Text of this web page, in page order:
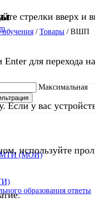
стрелки вверх и
Enter для перехода
Если у вас
используйте
/Товары /ВШП
Максимальная
МТИ (МОИ)
образования ответы